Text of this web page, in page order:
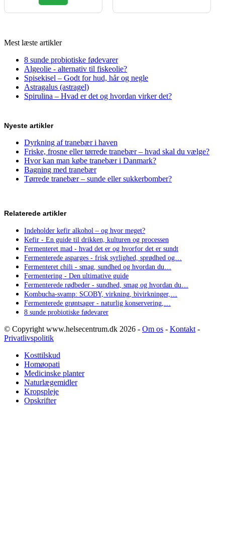
Mest læste artikler
8 sunde probiotiske fødevarer
Algeolie - alternativ til fiskeolie?
Spisekisel – Godt for hud, hår og negle
Astragalus (astragel)
Spirulina – Hvad er det og hvordan virker det?
Nyeste artikler
Dyrkning af tranebær i haven
Friske, frosne eller tørrede tranebær – hvad skal du vælge?
Hvor kan man købe tranebær i Danmark?
Bagning med tranebær
Tørrede tranebær – sunde eller sukkerbomber?
Relaterede artikler
Indeholder kefir alkohol – og hvor meget?
Kefir - En guide til drikken, kulturen og processen
Fermenteret mad - hvad det er og hvorfor det er sundt
Fermenterede asparges - frisk syrlighed, sprødhed og…
Fermenteret chili - smag, sundhed og hvordan du…
Fermentering - Den ultimative guide
Fermenterede rødbeder - sundhed, smag og hvordan du…
Kombucha-svamp: SCOBY, virkning, bivirkninger,…
Fermenterede grøntsager - naturlig konservering,…
8 sunde probiotiske fødevarer
© Copyright www.helsecentrum.dk 2026 - Om os - Kontakt -
Privatlivspolitik
Kosttilskud
Homøopati
Medicinske planter
Naturlægemidler
Kropspleje
Opskrifter